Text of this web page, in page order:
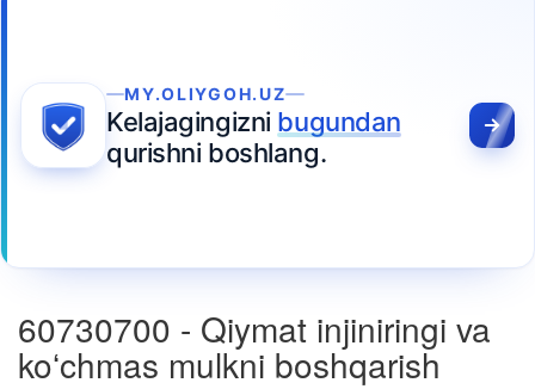
MY.OLIYGOH.UZ
Kelajagingizni bugundan
qurishni boshlang.
60730700 - Qiymat injiniringi va
koʻchmas mulkni boshqarish